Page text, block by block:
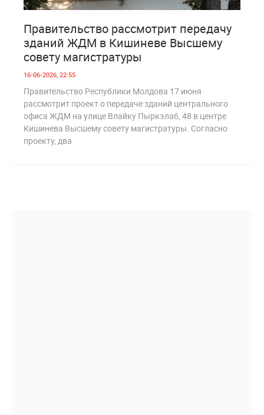
Правительство рассмотрит передачу
зданий ЖДМ в Кишиневе Высшему
совету магистратуры
16-06-2026, 22:55
Правительство Республики Молдова 17 июня
рассмотрит проект о передаче зданий центрального
офиса ЖДМ на улице Влайку Пыркэлаб, 48 в центре
Кишинева Высшему совету магистратуры. Согласно
проекту, два